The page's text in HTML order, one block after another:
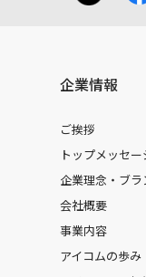
企業情報
ご挨拶
トップメッセー
企業理念・ブ
会社概要
事業内容
アイコムの歩み